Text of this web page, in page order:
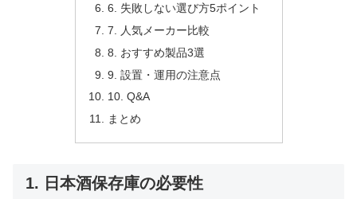
6. 失敗しない選び方5ポイント
7. 人気メーカー比較
8. おすすめ製品3選
9. 設置・運用の注意点
10. Q&A
まとめ
1. 日本酒保存庫の必要性